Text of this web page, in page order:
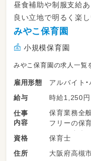
昼食補助や制服支給
良い立地で明るく楽
みやこ保育園
小規模保育園
みやこ保育園の求人一覧
雇用形態
アルバイト・
給与
時給1,250
仕事
内容
保育業務全般
フリーの保
しています｡
「園児が明
トーに、一
資格
保育士
住所
大阪府高槻